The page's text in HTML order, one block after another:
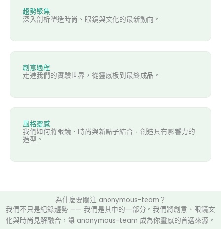
趨勢聚焦
深入剖析塑造時尚、眼鏡與文化的最新動向。
創意過程
走進我們的實驗世界，從靈感板到最終成品。
風格靈感
我們如何將眼鏡、時尚與新點子結合，創造具有影響力的
造型。
為什麼要關注 anonymous-team？
我們不只是紀錄趨勢 —— 我們是其中的一部分。我們將創意、眼鏡文
化與時尚見解融合，讓 anonymous-team 成為你靈感的首選來源。